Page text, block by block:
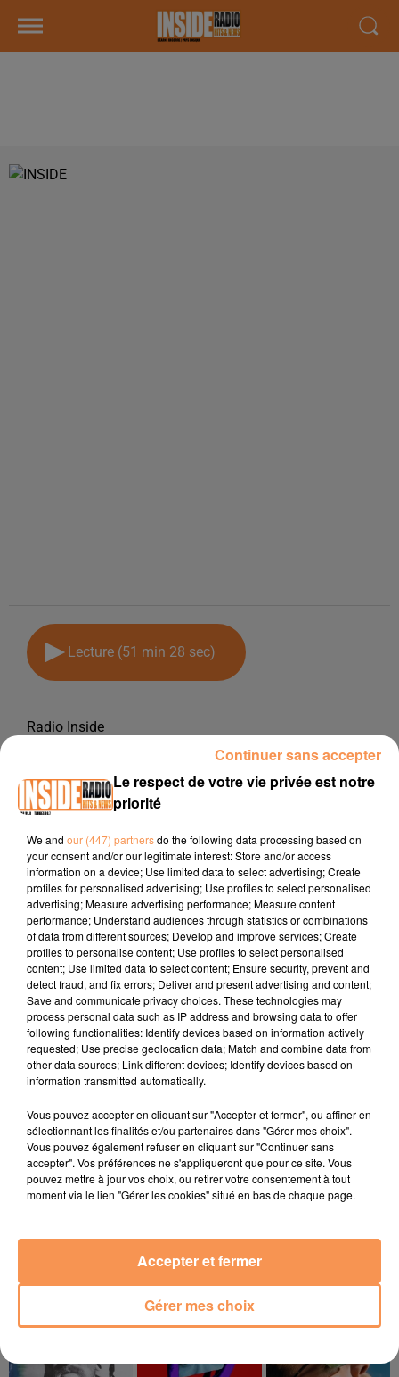
Lecture (51 min 28 sec)
Radio Inside
PODCAST DE PSL: EMISSION DU LUNDI 9 OCTOBRE 2017
Podcast de PSL: Emission du lundi 9 octobre 2017
TITRES DIFFUSÉS
17h56
17h56
THE JACKSON 5
Can You Feel It
17h52
17h52
IRENE CARA
Flashdance...what A
17h48
17h48
INDOCHINE
L'aventurier
2
Le respect de votre vie privée est notre
priorité
We and our (447) partnersdo the following data processing based on
your consent and/or our legitimate interest: Store and/or access
information on a device; Use limited data to select advertising; Create
profiles for personalised advertising; Use profiles to select personalised
advertising; Measure advertising performance; Measure content
performance; Understand audiences through statistics or combinations
of data from different sources; Develop and improve services; Create
profiles to personalise content; Use profiles to select personalised
content; Use limited data to select content; Ensure security, prevent and
detect fraud, and fix errors; Deliver and present advertising and content;
Save and communicate privacy choices. These technologies may
process personal data such as IP address and browsing data to offer
following functionalities: Identify devices based on information actively
requested; Use precise geolocation data; Match and combine data from
other data sources; Link different devices; Identify devices based on
information transmitted automatically.
Vous pouvez accepter en cliquant sur "Accepter et fermer", ou affiner en
sélectionnant les finalités et/ou partenaires dans "Gérer mes choix".
Vous pouvez également refuser en cliquant sur "Continuer sans
accepter". Vos préférences ne s'appliqueront que pour ce site. Vous
pouvez mettre à jour vos choix, ou retirer votre consentement à tout
moment via le lien "Gérer les cookies" situé en bas de chaque page.
Gérer mes choix
Accepter et fermer
Continuer sans accepter